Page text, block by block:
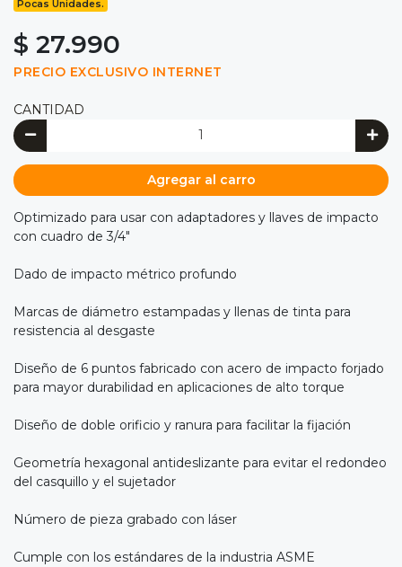
Pocas Unidades.
$ 27.990
PRECIO EXCLUSIVO INTERNET
CANTIDAD
Agregar al carro
Optimizado para usar con adaptadores y llaves de impacto
con cuadro de 3/4"
Dado de impacto métrico profundo
Marcas de diámetro estampadas y llenas de tinta para
resistencia al desgaste
Diseño de 6 puntos fabricado con acero de impacto forjado
para mayor durabilidad en aplicaciones de alto torque
Diseño de doble orificio y ranura para facilitar la fijación
Geometría hexagonal antideslizante para evitar el redondeo
del casquillo y el sujetador
Número de pieza grabado con láser
Cumple con los estándares de la industria ASME